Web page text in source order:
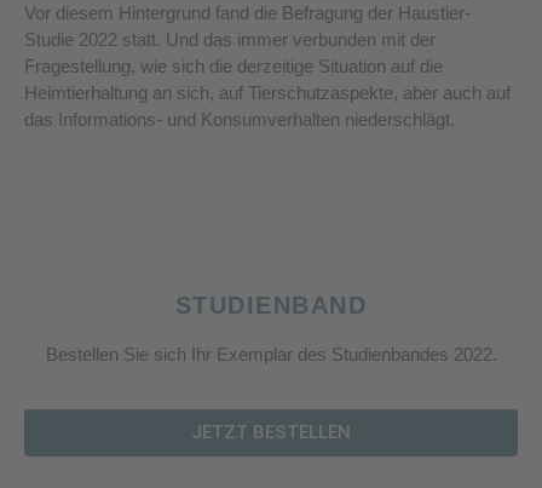
Vor diesem Hintergrund fand die Befragung der Haustier-
Studie 2022 statt. Und das immer verbunden mit der
Fragestellung, wie sich die derzeitige Situation auf die
Heimtierhaltung an sich, auf Tierschutzaspekte, aber auch auf
das Informations- und Konsumverhalten niederschlägt.
STUDIENBAND
Bestellen Sie sich Ihr Exemplar des Studienbandes 2022.
JETZT BESTELLEN